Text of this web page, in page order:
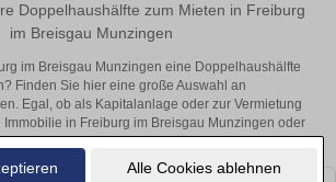
Alle Cookies ablehnen
Doppelhaushälfte zum Mieten in Freiburg
im Breisgau Munzingen
im Breisgau Munzingen eine Doppelhaushälfte
Finden Sie hier eine große Auswahl an
Egal, ob als Kapitalanlage oder zur Vermietung
in Freiburg im Breisgau Munzingen oder
in der Nähe.